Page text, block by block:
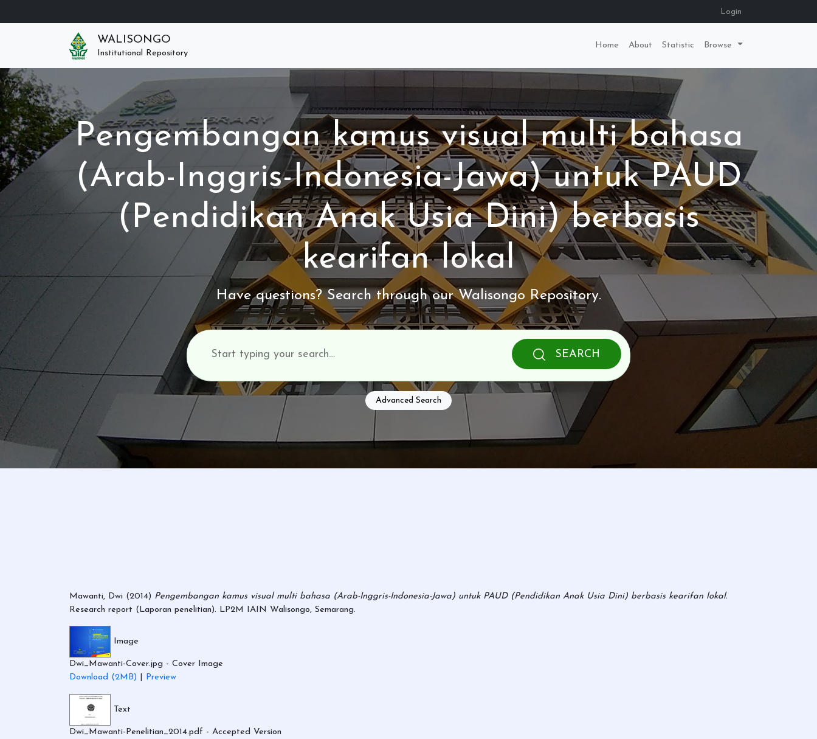
Login
WALISONGO
Institutional Repository
Home About Statistic Browse
Pengembangan kamus visual multi bahasa
(Arab-Inggris-Indonesia-Jawa) untuk PAUD
(Pendidikan Anak Usia Dini) berbasis
kearifan lokal
Have questions? Search through our Walisongo Repository.
SEARCH
Advanced Search
Mawanti, Dwi (2014) Pengembangan kamus visual multi bahasa (Arab-Inggris-Indonesia-Jawa) untuk PAUD (Pendidikan Anak Usia Dini) berbasis kearifan lokal.
Research report (Laporan penelitian). LP2M IAIN Walisongo, Semarang.
Image
Dwi_Mawanti-Cover.jpg - Cover Image
Download (2MB)
Preview
Text
Dwi_Mawanti-Penelitian_2014.pdf - Accepted Version